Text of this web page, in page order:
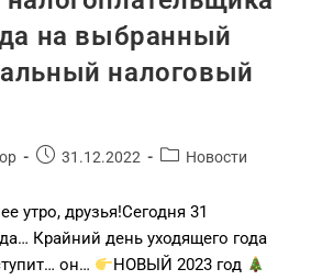
на выбранный
налоговый
31.12.2022 Новости
утро, друзья!Сегодня 31
Крайний день уходящего года
он…
НОВЫЙ 2023 год